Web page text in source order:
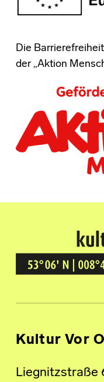
Die
der „Aktion
Kultur Vor
BREMEN
Kultur Vor
Liegnitzstraße